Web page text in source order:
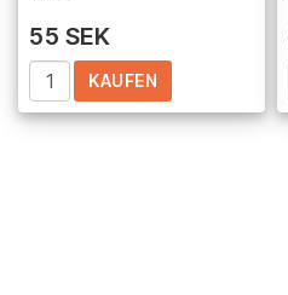
55 SEK
KAUFEN